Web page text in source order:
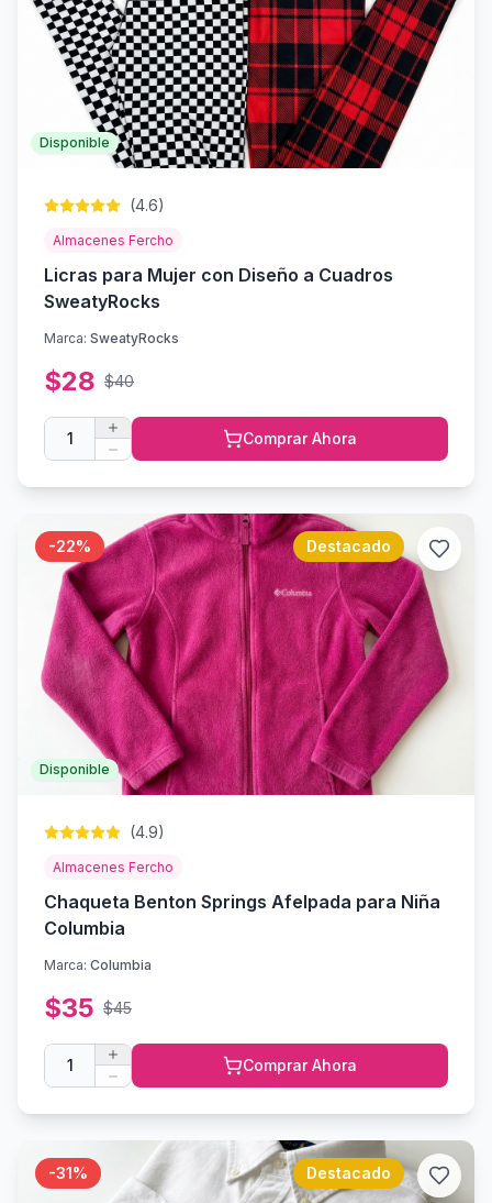
Disponible
(4.6)
Almacenes Fercho
Licras para Mujer con Diseño a Cuadros
SweatyRocks
Marca: SweatyRocks
$28 $40
1 Comprar Ahora
-22% Destacado
Disponible
(4.9)
Almacenes Fercho
Chaqueta Benton Springs Afelpada para Niña
Columbia
Marca: Columbia
$35 $45
1 Comprar Ahora
-31% Destacado